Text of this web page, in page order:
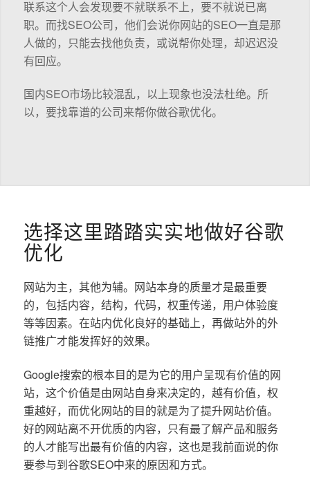
联系这个人会发现要不就联系不上，要不就说已离
职。而找SEO公司，他们会说你网站的SEO一直是那
人做的，只能去找他负责，或说帮你处理，却迟迟没
有回应。
国内SEO市场比较混乱，以上现象也没法杜绝。所
以，要找靠谱的公司来帮你做谷歌优化。
选择这里踏踏实实地做好谷歌
优化
网站为主，其他为辅。网站本身的质量才是最重要
的，包括内容，结构，代码，权重传递，用户体验度
等等因素。在站内优化良好的基础上，再做站外的外
链推广才能发挥好的效果。
Google搜索的根本目的是为它的用户呈现有价值的网
站，这个价值是由网站自身来决定的，越有价值，权
重越好，而优化网站的目的就是为了提升网站价值。
好的网站离不开优质的内容，只有最了解产品和服务
的人才能写出最有价值的内容，这也是我前面说的你
要参与到谷歌SEO中来的原因和方式。